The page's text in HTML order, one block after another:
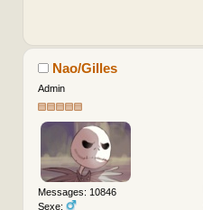
Nao/Gilles
Admin
Messages: 10846
Sexe: